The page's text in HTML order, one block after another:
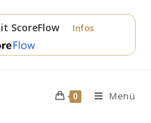
ScoreFlow Infos
0 Menü